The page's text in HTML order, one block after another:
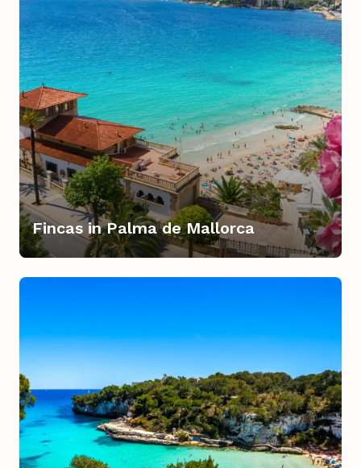
Fincas in Palma de Mallorca